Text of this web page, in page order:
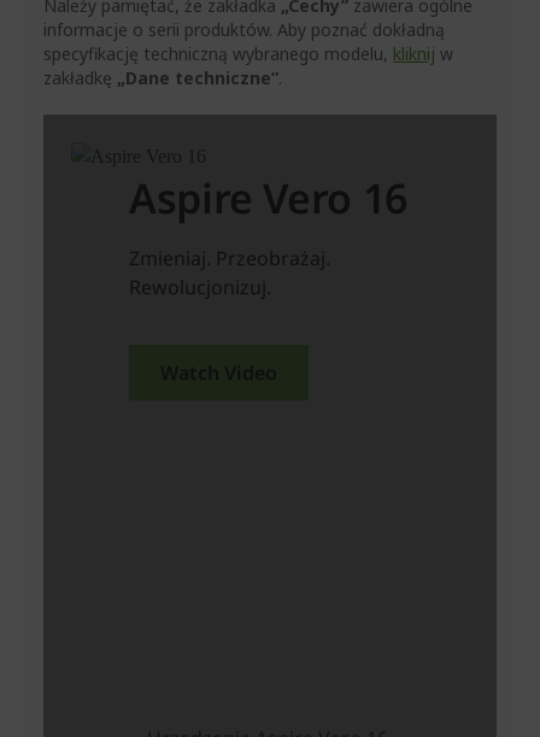
Należy pamiętać, że zakładka „Cechy” zawiera ogólne
informacje o serii produktów. Aby poznać dokładną
specyfikację techniczną wybranego modelu, kliknij w
zakładkę „Dane techniczne”.